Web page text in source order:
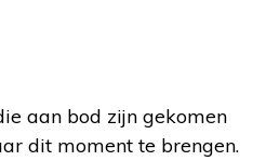
aan bod zijn gekomen
dit moment te brengen.